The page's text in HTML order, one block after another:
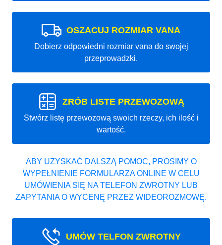
OSZACUJ ROZMIAR VANA
Dobierz odpowiedni rozmiar vana do swojej
przeprowadzki.
ZRÓB LISTE PRZEWOZOWĄ
Stwórz listę przewozową swoich rzeczy, ich ilość i
wartość.
ABY UZYSKAĆ DALSZĄ POMOC, PROSIMY O
WYPEŁNIENIE FORMULARZA ONLINE W CELU
UMÓWIENIA SIĘ NA TELEFON ZWROTNY LUB
ZAPYTANIA O WYCENĘ PRZEZ WIDEOROZMOWĘ.
UMÓW TELFON ZWROTNY